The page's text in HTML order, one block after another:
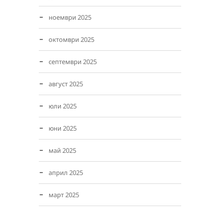
ноември 2025
октомври 2025
септември 2025
август 2025
юли 2025
юни 2025
май 2025
април 2025
март 2025